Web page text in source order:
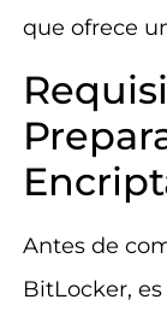
que ofrece
Antes de
BitLocker,